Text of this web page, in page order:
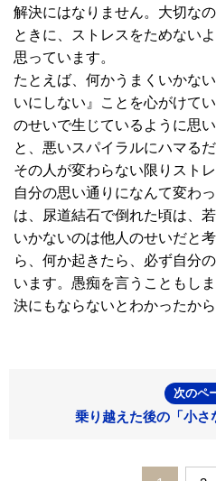
解決にはなりません。大切な
ときに、ストレスをためない
思っています。
たとえば、何かうまくいかな
いにしない』ことを心がけて
のせいで生じているように思
と、悪いスパイラルにハマる
その人が変わらない限りスト
自分の思い通りになんて変わ
は、尿道結石で倒れた頃は、
いかないのは他人のせいだと
ら、何か起きたら、必ず自分
います。愚痴を言うこともし
決にもならないとわかったから
次のペ
乗り越えた後の「小さ